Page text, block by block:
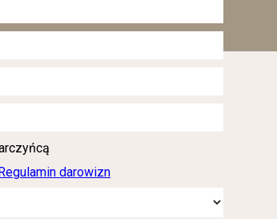
darowizn